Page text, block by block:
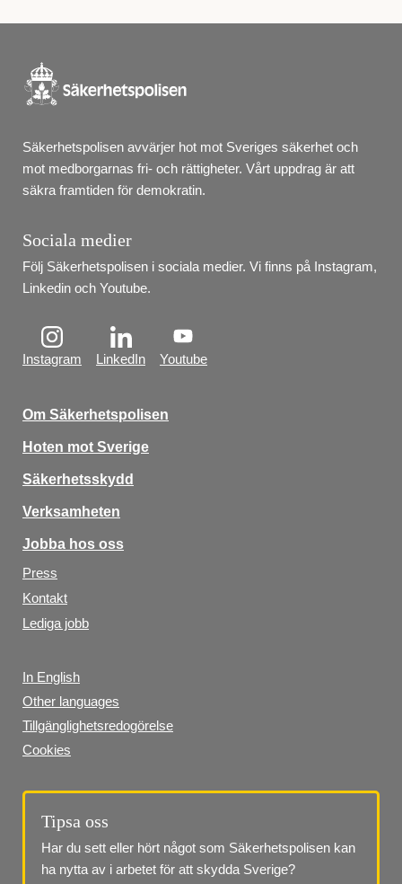
Säkerhetspolisen avvärjer hot mot Sveriges säkerhet och
mot medborgarnas fri- och rättigheter. Vårt uppdrag är att
säkra framtiden för demokratin.
Sociala medier
Följ Säkerhetspolisen i sociala medier. Vi finns på Instagram,
Linkedin och Youtube.
Instagram LinkedIn Youtube
Om Säkerhetspolisen
Hoten mot Sverige
Säkerhetsskydd
Verksamheten
Jobba hos oss
Press
Kontakt
Lediga jobb
In English
Other languages
Tillgänglighetsredogörelse
Cookies
Tipsa oss
Har du sett eller hört något som Säkerhetspolisen kan
ha nytta av i arbetet för att skydda Sverige?